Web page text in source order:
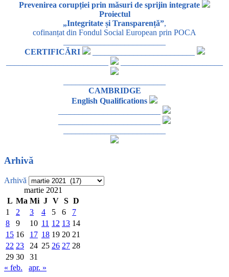
Prevenirea corupției prin măsuri de sprijin integrate
Proiectul
„Integritate și Transparență”,
cofinanțat din Fondul Social European prin POCA
CERTIFICĂRI
_________________________
CAMBRIDGE
English Qualifications
Arhivă
Arhivă
martie 2021
L Ma Mi J V S D
1
2 3 4 5 6
7
8
9 10 11 12 13 14
15 16 17 18 19 20 21
22 23 24 25 26 27 28
29 30
31
« feb.
apr. »